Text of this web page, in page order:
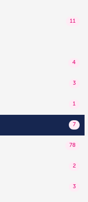
11
4
3
1
7
78
2
3